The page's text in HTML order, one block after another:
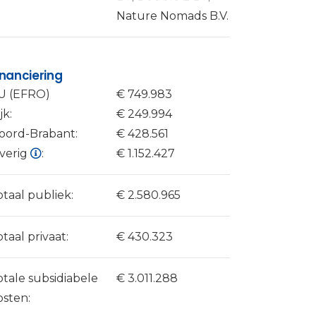
Nature Nomads B.V.
(EFRO)
€ 749.983
€ 249.994
Brabant:
€ 428.561
: € 1.152.427
publiek: € 2.580.965
privaat: € 430.323
subsidiabele
€ 3.011.288